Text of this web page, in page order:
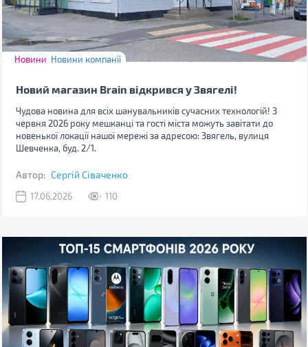
Новини Новини компанії
Новий магазин Brain відкрився у Звягелі!
Чудова новина для всіх шанувальників сучасних технологій! З
червня 2026 року мешканці та гості міста можуть завітати до
новенької локації нашої мережі за адресою: Звягель, вулиця
Шевченка, буд. 2/1.
Автор: Сергій Сіваченко
17.06.2026 110